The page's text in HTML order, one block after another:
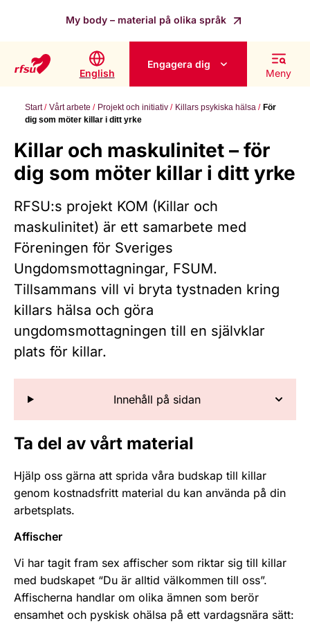
My body – material på olika språk
English
Engagera dig
Meny
Start Vårt arbete Projekt och initiativ Killars psykiska hälsa
För
dig som möter killar i ditt yrke
Killar och maskulinitet – för
dig som möter killar i ditt yrke
RFSU:s projekt KOM (Killar och
maskulinitet) är ett samarbete med
Föreningen för Sveriges
Ungdomsmottagningar, FSUM.
Tillsammans vill vi bryta tystnaden kring
killars hälsa och göra
ungdomsmottagningen till en självklar
plats för killar.
Innehåll på sidan
Ta del av vårt material
Hjälp oss gärna att sprida våra budskap till killar
genom kostnadsfritt material du kan använda på din
arbetsplats.
Affischer
Vi har tagit fram sex affischer som riktar sig till killar
med budskapet “Du är alltid välkommen till oss”.
Affischerna handlar om olika ämnen som berör
ensamhet och pyskisk ohälsa på ett vardagsnära sätt: